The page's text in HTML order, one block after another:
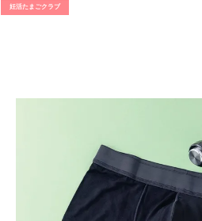
妊活たまごクラブ